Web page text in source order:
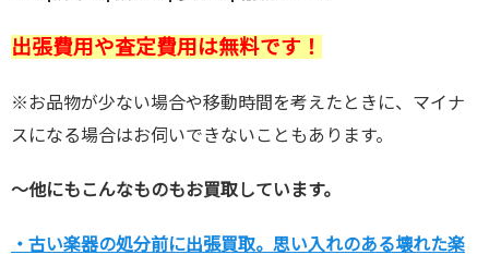
出張費用や査定費用は無料です！
※お品物が少ない場合や移動時間を考えたときに、マイナ
スになる場合はお伺いできないこともあります。
～他にもこんなものもお買取しています。
・古い楽器の処分前に出張買取。思い入れのある壊れた楽